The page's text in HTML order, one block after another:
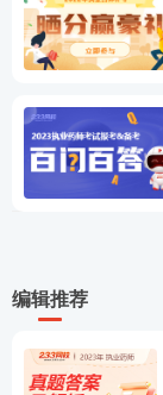
编辑推荐